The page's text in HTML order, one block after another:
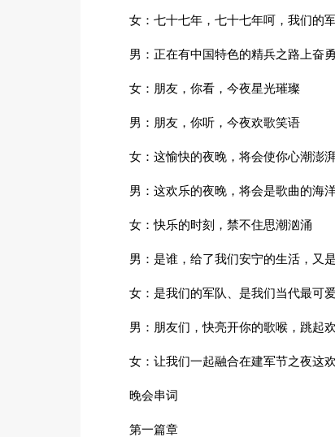
女：七十七年，七十七年呵，我们的
男：正在有中国特色的精兵之路上奋
女：朋友，你看，今夜星光璀璨
男：朋友，你听，今夜欢歌笑语
女：这愉快的夜晚，将会使你心潮澎
男：这欢乐的夜晚，将会是歌曲的海
女：快乐的时刻，禁不住思潮汹涌
男：是谁，给了我们安宁的生活，又
女：是我们的军队、是我们当代最可
男：朋友们，快亮开你的歌喉，跳起
女：让我们一起融合在建军节之夜这
晚会串词
第一篇章